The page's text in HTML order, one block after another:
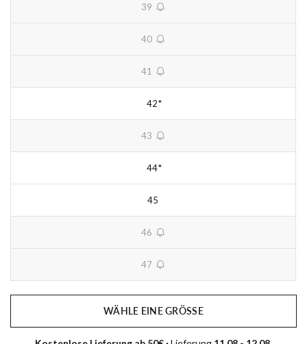
39
unavailable
40
unavailable
41
unavailable
42
Begrenzter Vorrat
*
43
unavailable
44
Begrenzter Vorrat
*
45
46
unavailable
47
unavailable
WÄHLE EINE GRÖSSE